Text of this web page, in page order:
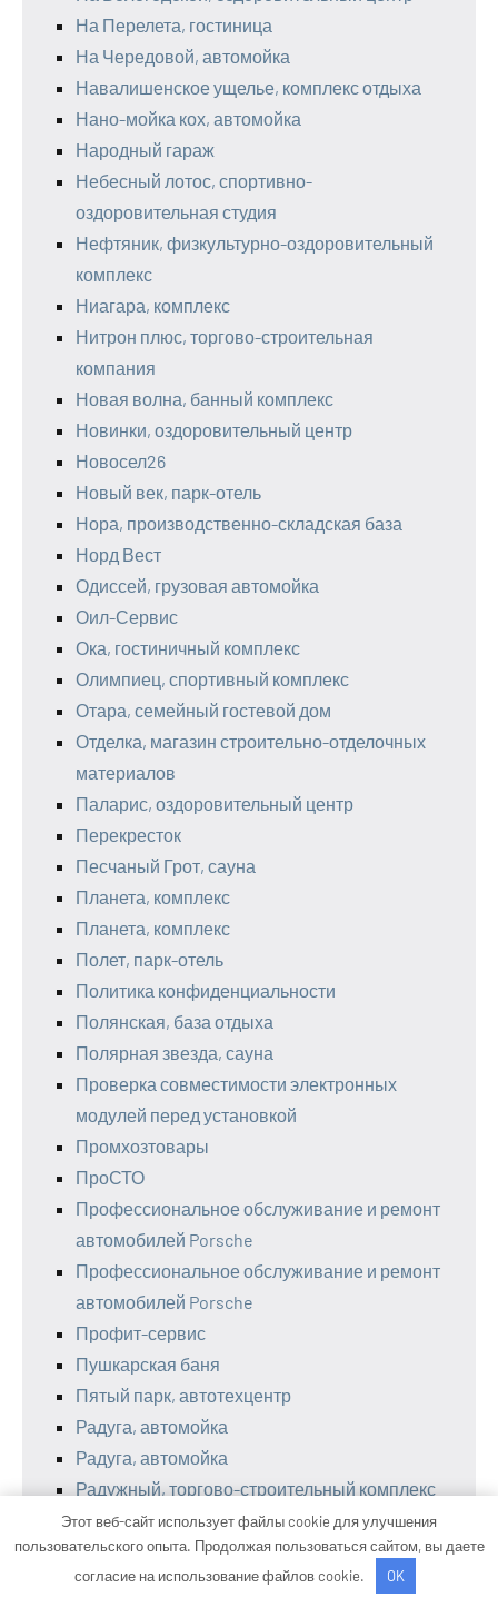
На Перелета, гостиница
На Чередовой, автомойка
Навалишенское ущелье, комплекс отдыха
Нано-мойка кох, автомойка
Народный гараж
Небесный лотос, спортивно-
оздоровительная студия
Нефтяник, физкультурно-оздоровительный
комплекс
Ниагара, комплекс
Нитрон плюс, торгово-строительная
компания
Новая волна, банный комплекс
Новинки, оздоровительный центр
Новосел26
Новый век, парк-отель
Нора, производственно-складская база
Норд Вест
Одиссей, грузовая автомойка
Оил-Сервис
Ока, гостиничный комплекс
Олимпиец, спортивный комплекс
Отара, семейный гостевой дом
Отделка, магазин строительно-отделочных
материалов
Паларис, оздоровительный центр
Перекресток
Песчаный Грот, сауна
Планета, комплекс
Планета, комплекс
Полет, парк-отель
Политика конфиденциальности
Полянская, база отдыха
Полярная звезда, сауна
Проверка совместимости электронных
модулей перед установкой
Промхозтовары
ПроСТО
Профессиональное обслуживание и ремонт
автомобилей Porsche
Профессиональное обслуживание и ремонт
автомобилей Porsche
Профит-сервис
Пушкарская баня
Пятый парк, автотехцентр
Радуга, автомойка
Радуга, автомойка
Радужный, торгово-строительный комплекс
Революция, баня-сауна
Регион плюс, столярная мастерская мебели
и интерьеров из дерева
Этот веб-сайт использует файлы cookie для улучшения
пользовательского опыта. Продолжая пользоваться сайтом, вы даете
согласие на использование файлов cookie.
OK